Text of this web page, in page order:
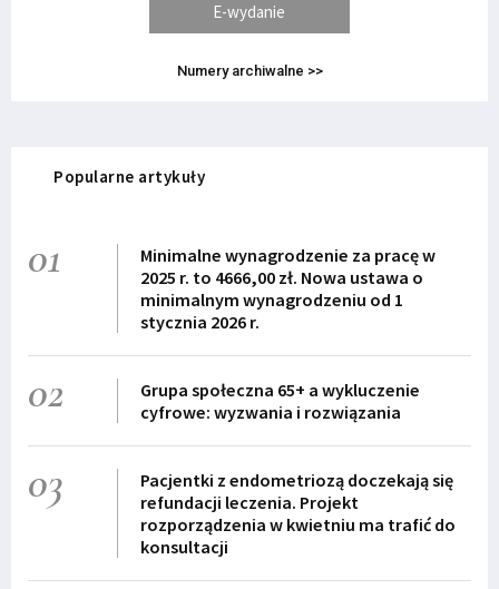
E-wydanie
Numery archiwalne >>
Popularne artykuły
01
Minimalne wynagrodzenie za pracę w
2025 r. to 4666,00 zł. Nowa ustawa o
minimalnym wynagrodzeniu od 1
stycznia 2026 r.
02
Grupa społeczna 65+ a wykluczenie
cyfrowe: wyzwania i rozwiązania
03
Pacjentki z endometriozą doczekają się
refundacji leczenia. Projekt
rozporządzenia w kwietniu ma trafić do
konsultacji